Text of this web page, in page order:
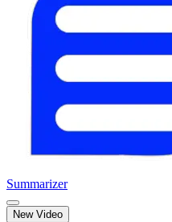
Summarizer
New Video